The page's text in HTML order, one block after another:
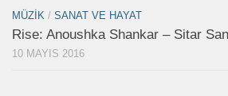
MÜZIK / SANAT VE HAYAT
Rise: Anoushka Shankar – Sitar
10 MAYIS 2016